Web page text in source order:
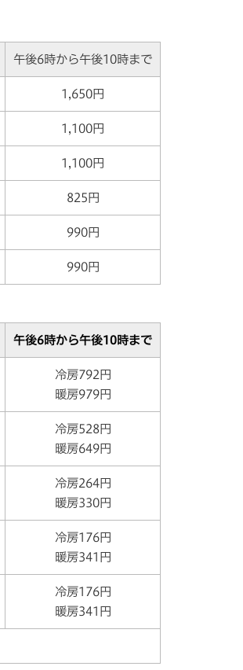
午後6時から午後10時まで
1,650円
1,100円
1,100円
825円
990円
990円
午後6時から午後10時まで
冷房792円
暖房979円
冷房528円
暖房649円
冷房264円
暖房330円
冷房176円
暖房341円
冷房176円
暖房341円